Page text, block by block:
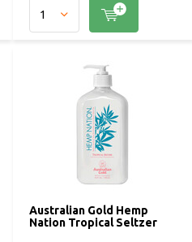
Australian Gold Hemp
Nation Tropical Seltzer